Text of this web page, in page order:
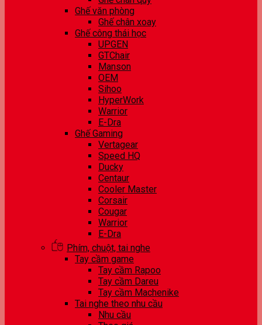
Ghế văn phòng
Ghế chân xoay
Ghế công thái học
UPGEN
GTChair
Manson
OEM
Sihoo
HyperWork
Warrior
E-Dra
Ghế Gaming
Vertagear
Speed HQ
Ducky
Centaur
Cooler Master
Corsair
Cougar
Warrior
E-Dra
Phím, chuột, tai nghe
Tay cầm game
Tay cầm Rapoo
Tay cầm Dareu
Tay cầm Machenike
Tai nghe theo nhu cầu
Nhu cầu